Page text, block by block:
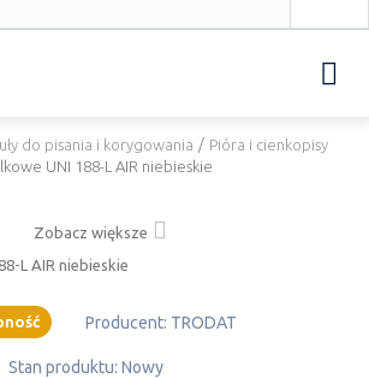
do pisania i korygowania / Pióra i cienkopisy
UNI 188-L AIR niebieskie
Zobacz większe
Producent: TRODAT
Stan produktu: Nowy